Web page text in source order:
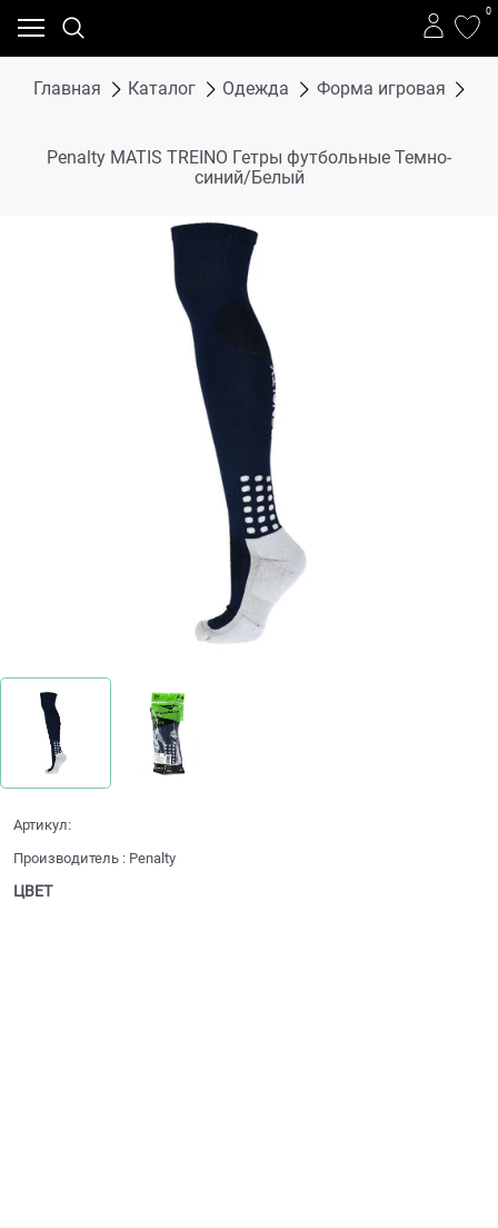
0
Главная Каталог Одежда Форма игровая
Penalty MATIS TREINO Гетры футбольные Темно-
синий/Белый
Артикул:
Производитель : Penalty
ЦВЕТ